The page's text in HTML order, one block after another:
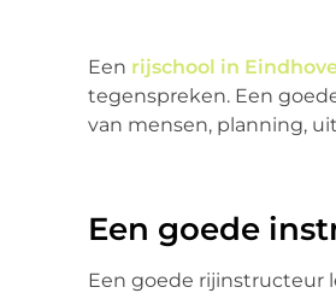
Een rijschool in
tegenspreken. Een
van mensen, planning,
Een goede
Een goede rijinstructeur